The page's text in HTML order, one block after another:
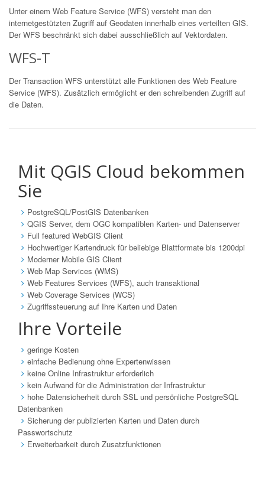
Unter einem Web Feature Service (WFS) versteht man den
internetgestützten Zugriff auf Geodaten innerhalb eines verteilten GIS.
Der WFS beschränkt sich dabei ausschließlich auf Vektordaten.
WFS-T
Der Transaction WFS unterstützt alle Funktionen des Web Feature
Service (WFS). Zusätzlich ermöglicht er den schreibenden Zugriff auf
die Daten.
Mit QGIS Cloud bekommen
Sie
PostgreSQL/PostGIS Datenbanken
QGIS Server, dem OGC kompatiblen Karten- und Datenserver
Full featured WebGIS Client
Hochwertiger Kartendruck für beliebige Blattformate bis 1200dpi
Moderner Mobile GIS Client
Web Map Services (WMS)
Web Features Services (WFS), auch transaktional
Web Coverage Services (WCS)
Zugriffssteuerung auf Ihre Karten und Daten
Ihre Vorteile
geringe Kosten
einfache Bedienung ohne Expertenwissen
keine Online Infrastruktur erforderlich
kein Aufwand für die Administration der Infrastruktur
hohe Datensicherheit durch SSL und persönliche PostgreSQL
Datenbanken
Sicherung der publizierten Karten und Daten durch
Passwortschutz
Erweiterbarkeit durch Zusatzfunktionen